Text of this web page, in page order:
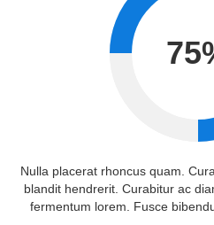
75
Nulla placerat rhoncus quam.
blandit hendrerit. Curabitur ac
fermentum lorem. Fusce